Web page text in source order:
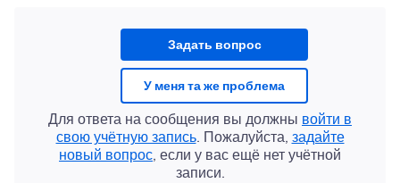
Задать вопрос
У меня та же проблема
Для ответа на сообщения вы должны войти в
свою учётную запись. Пожалуйста, задайте
новый вопрос, если у вас ещё нет учётной
записи.